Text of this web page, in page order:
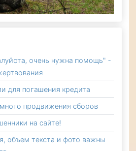
очень нужна помощь" -
для погашения кредита
продвижения сборов
на сайте!
объем текста и фото важны